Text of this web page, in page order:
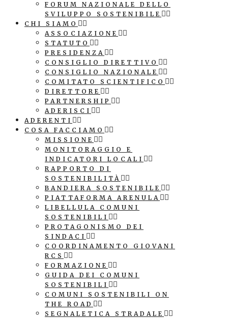
FORUM NAZIONALE DELLO
SVILUPPO SOSTENIBILE
CHI SIAMO
ASSOCIAZIONE
STATUTO
PRESIDENZA
CONSIGLIO DIRETTIVO
CONSIGLIO NAZIONALE
COMITATO SCIENTIFICO
DIRETTORE
PARTNERSHIP
ADERISCI
ADERENTI
COSA FACCIAMO
MISSIONE
MONITORAGGIO E
INDICATORI LOCALI
RAPPORTO DI
SOSTENIBILITÀ
BANDIERA SOSTENIBILE
PIATTAFORMA ARENULA
LIBELLULA COMUNI
SOSTENIBILI
PROTAGONISMO DEI
SINDACI
COORDINAMENTO GIOVANI
RCS
FORMAZIONE
GUIDA DEI COMUNI
SOSTENIBILI
COMUNI SOSTENIBILI ON
THE ROAD
SEGNALETICA STRADALE